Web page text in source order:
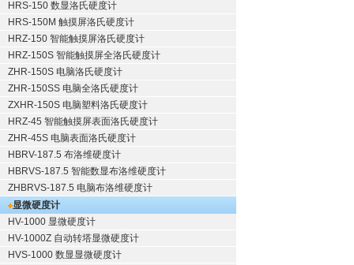
HRS-150 数显洛氏硬度计
HRS-150M 触摸屏洛氏硬度计
HRZ-150 智能触摸屏洛氏硬度计
HRZ-150S 智能触摸屏全洛氏硬度计
ZHR-150S 电脑洛氏硬度计
ZHR-150SS 电脑全洛氏硬度计
ZXHR-150S 电脑塑料洛氏硬度计
HRZ-45 智能触摸屏表面洛氏硬度计
ZHR-45S 电脑表面洛氏硬度计
HBRV-187.5 布洛维硬度计
HBRVS-187.5 智能数显布洛维硬度计
ZHBRVS-187.5 电脑布洛维硬度计
显微硬度计
HV-1000 显微硬度计
HV-1000Z 自动转塔显微硬度计
HVS-1000 数显显微硬度计